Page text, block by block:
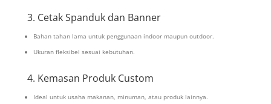
3. Cetak Spanduk dan Banner
Bahan tahan lama untuk penggunaan indoor maupun outdoor.
Ukuran fleksibel sesuai kebutuhan.
4. Kemasan Produk Custom
Ideal untuk usaha makanan, minuman, atau produk lainnya.